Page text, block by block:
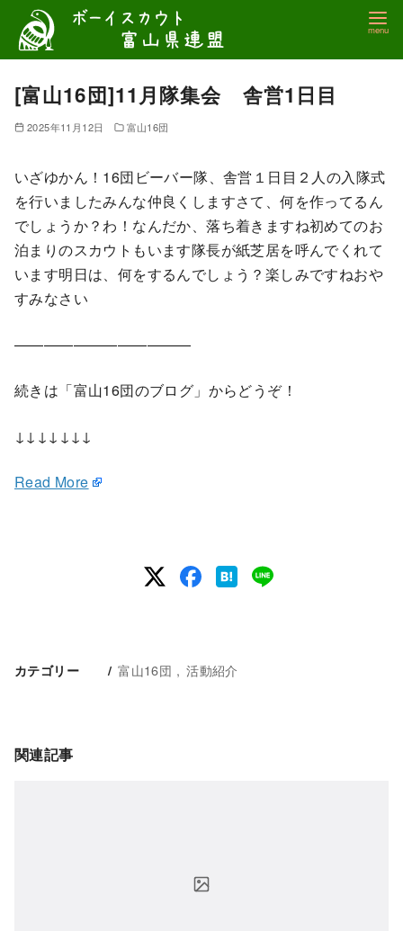
テ
[富山16団]11月隊集会 舎営1日目
2025年11月12日 富山16団
いざゆかん！16団ビーバー隊、舎営１日目２人の入隊式
を行いましたみんな仲良くしますさて、何を作ってるん
でしょうか？わ！なんだか、落ち着きますね初めてのお
泊まりのスカウトもいます隊長が紙芝居を呼んでくれて
います明日は、何をするんでしょう？楽しみですねおや
すみなさい
————————————
続きは「富山16団のブログ」からどうぞ！
↓↓↓↓↓↓↓
Read More
カテゴリー 富山16団 活動紹介
関連記事